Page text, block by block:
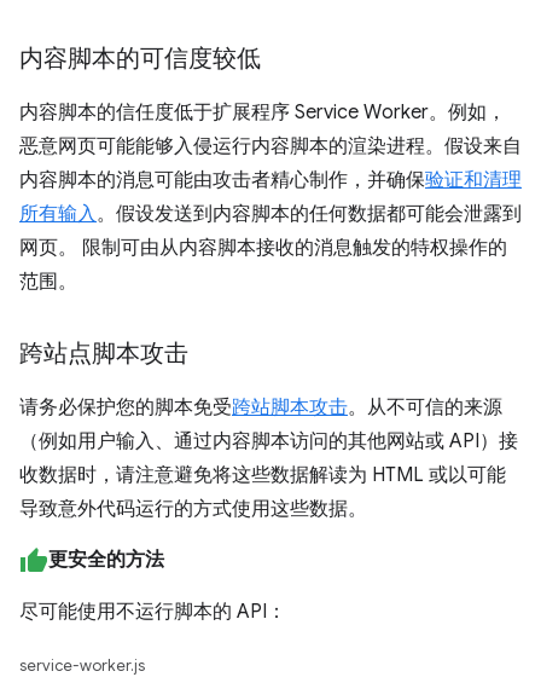
内容脚本的可信度较低
内容脚本的信任度低于扩展程序 Service Worker。 例如，
恶意网页可能能够入侵运行内容脚本的渲染进程。假设来自
内容脚本的消息可能由攻击者精心制作，并确保验证和清理
所有输入。假设发送到内容脚本的任何数据都可能会泄露到
网页。 限制可由从内容脚本接收的消息触发的特权操作的
范围。
跨站点脚本攻击
请务必保护您的脚本免受跨站脚本攻击。从不可信的来源
（例如用户输入、通过内容脚本访问的其他网站或 API）接
收数据时，请注意避免将这些数据解读为 HTML 或以可能
导致意外代码运行的方式使用这些数据。
更安全的方法
尽可能使用不运行脚本的 API：
service-worker.js